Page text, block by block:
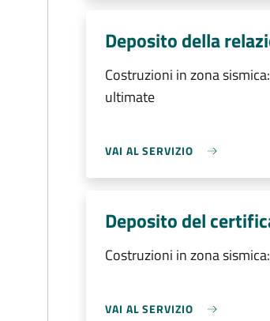
Deposito della
Costruzioni in zona
ultimate
VAI AL SERVIZIO
Deposito del
Costruzioni in zona
VAI AL SERVIZIO